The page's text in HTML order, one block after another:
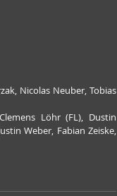
Nicolas Neuber, Tobias
Löhr (FL), Dustin
Weber, Fabian Zeiske,